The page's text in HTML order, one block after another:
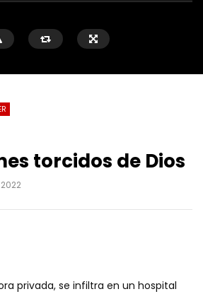
torcidos de Dios
2022
privada, se infiltra en un hospital